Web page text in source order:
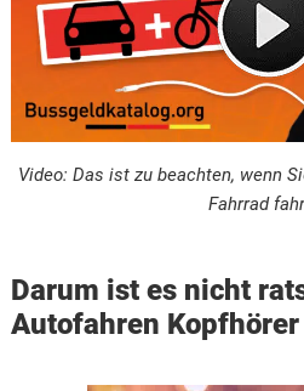
Video: Das ist zu beachten, wenn
Fahrrad
Darum ist es nicht
Autofahren